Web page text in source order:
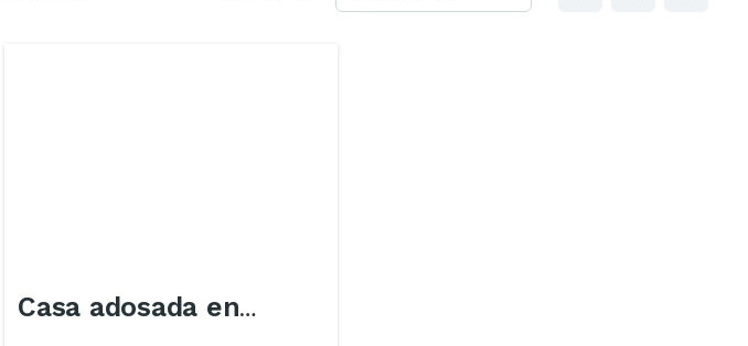
Casa adosada en